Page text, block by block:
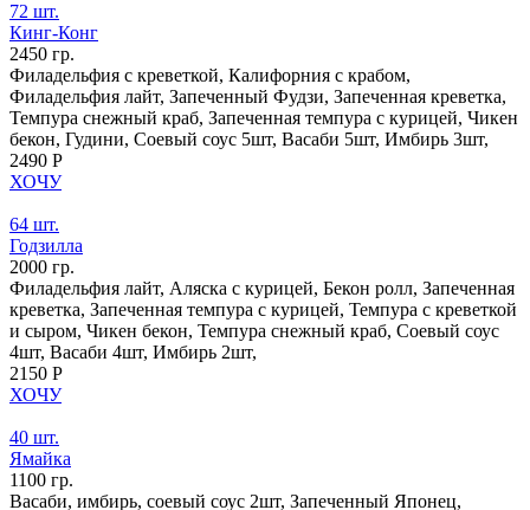
72 шт.
Кинг-Конг
2450 гр.
Филадельфия с креветкой, Калифорния с крабом,
Филадельфия лайт, Запеченный Фудзи, Запеченная креветка,
Темпура снежный краб, Запеченная темпура с курицей, Чикен
бекон, Гудини, Соевый соус 5шт, Васаби 5шт, Имбирь 3шт,
2490 Р
ХОЧУ
64 шт.
Годзилла
2000 гр.
Филадельфия лайт, Аляска с курицей, Бекон ролл, Запеченная
креветка, Запеченная темпура с курицей, Темпура с креветкой
и сыром, Чикен бекон, Темпура снежный краб, Соевый соус
4шт, Васаби 4шт, Имбирь 2шт,
2150 Р
ХОЧУ
40 шт.
Ямайка
1100 гр.
Васаби, имбирь, соевый соус 2шт, Запеченный Японец,